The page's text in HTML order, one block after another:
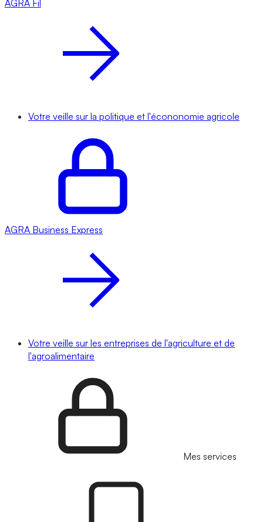
AGRA Fil
Votre veille sur la politique et l'écononomie agricole
AGRA Business Express
Votre veille sur les entreprises de l'agriculture et de
l'agroalimentaire
Mes services